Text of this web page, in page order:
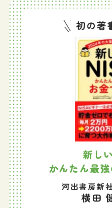
初の著
新し
かんたん最
河出書房新
横田